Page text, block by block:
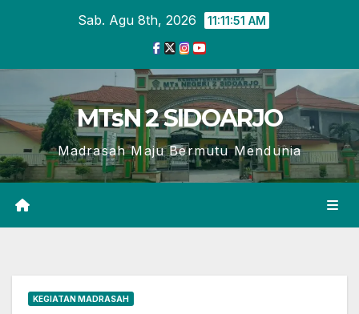
Sab. Agu 8th, 2026 11:11:52 AM
MTsN 2 SIDOARJO
Madrasah Maju Bermutu Mendunia
KEGIATAN MADRASAH